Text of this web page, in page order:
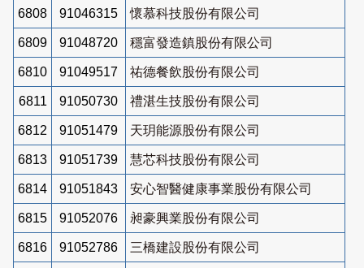
6808 91046315 懷慕科技股份有限公司
6809 91048720 穩富發造鎮股份有限公司
6810 91049517 祐德餐飲股份有限公司
6811 91050730 禮湛生技股份有限公司
6812 91051479 天玥能源股份有限公司
6813 91051739 慧芯科技股份有限公司
6814 91051843 安心智醫健康事業股份有限公司
6815 91052076 昶豪興業股份有限公司
6816 91052786 三橋建設股份有限公司